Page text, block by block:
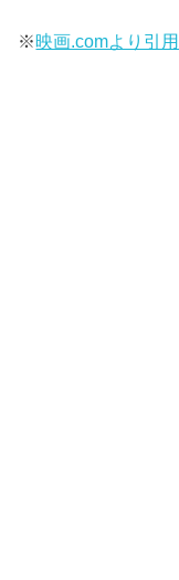
※映画.comより引用